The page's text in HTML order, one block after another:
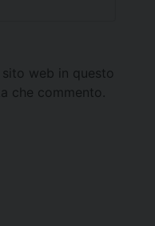
web in questo
che commento.